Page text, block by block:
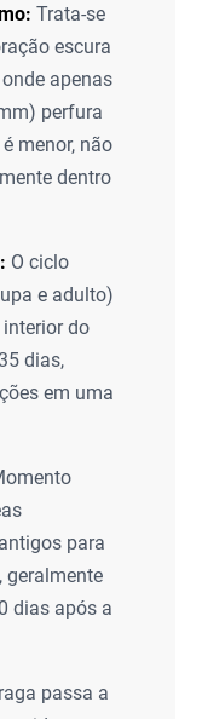
Trata-se
escura
apenas
perfura
menor, não
dentro
O ciclo
e adulto)
do
dias,
em uma
para
geralmente
dias após a
passa a